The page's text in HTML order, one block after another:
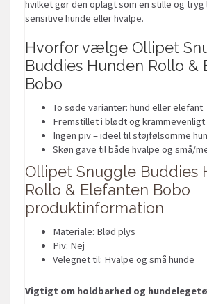
hvilket gør den oplagt som en stille og
sensitive hunde eller hvalpe.
Hvorfor vælge Ollipet
Buddies Hunden Rollo &
Bobo
To søde varianter: hund eller elefant
Fremstillet i blødt og
Ingen piv – ideel til støjfølsomme
Skøn gave til både hvalpe og små/
Ollipet Snuggle Buddies
Rollo & Elefanten Bobo
produktinformation
Materiale: Blød plys
Piv: Nej
Velegnet til: Hvalpe og små hunde
Vigtigt om holdbarhed og